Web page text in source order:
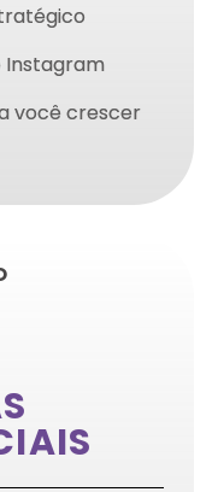
Instagram
você crescer